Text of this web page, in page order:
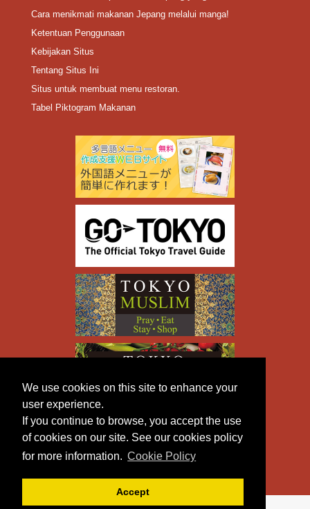
We use cookies on this site to enhance your
user experience.
If you continue to browse, you accept the use
of cookies on our site. See our cookies policy
for more information. Cookie Policy
Accept
Cara menikmati makanan Jepang melalui manga!
Ketentuan Penggunaan
Kebijakan Situs
Tentang Situs Ini
Situs untuk membuat menu restoran.
Tabel Piktogram Makanan